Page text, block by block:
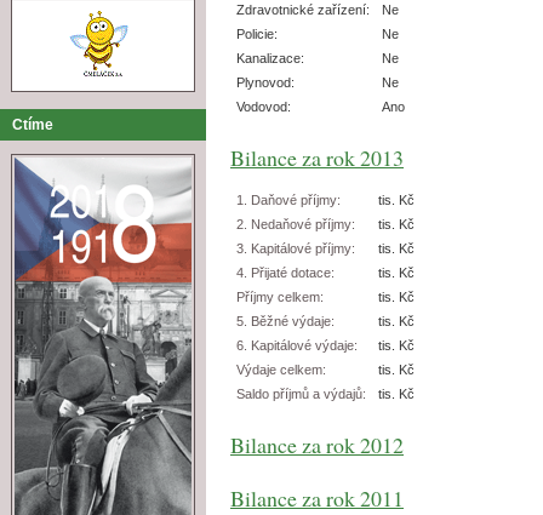
Ctíme
Zdravotnické zařízení:
Ne
Policie:
Ne
Kanalizace:
Ne
Plynovod:
Ne
Vodovod:
Ano
Bilance za rok 2013
1. Daňové příjmy:
tis. Kč
2. Nedaňové příjmy:
tis. Kč
3. Kapitálové příjmy:
tis. Kč
4. Přijaté dotace:
tis. Kč
Příjmy celkem:
tis. Kč
5. Běžné výdaje:
tis. Kč
6. Kapitálové výdaje:
tis. Kč
Výdaje celkem:
tis. Kč
Saldo příjmů a výdajů:
tis. Kč
Bilance za rok 2012
Bilance za rok 2011